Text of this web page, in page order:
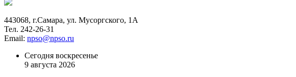
443068, г.Самара, ул. Мусоргского, 1А
Тел. 242-26-31
Email: npso@npso.ru
Сегодня воскресенье
9 августа 2026